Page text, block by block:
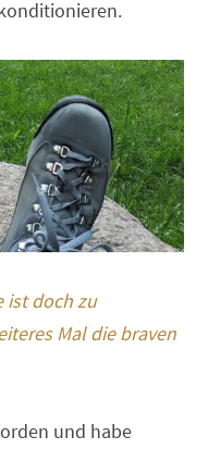
ist doch zu
Mal die braven
und habe